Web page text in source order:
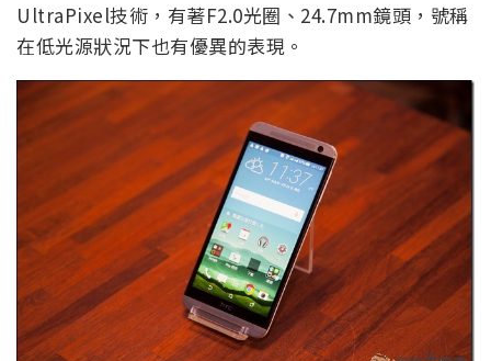
UltraPixel技術，有著F2.0光圈、24.7mm鏡頭，號稱
在低光源狀況下也有優異的表現。